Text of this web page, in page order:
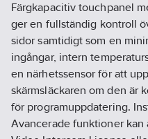
Färgkapacitiv touchpanel
ger en fullständig kontroll
sidor samtidigt som en
ingångar, intern
en närhetssensor för att
skärmsläckaren om den är
för programuppdatering.
Avancerade funktioner kan